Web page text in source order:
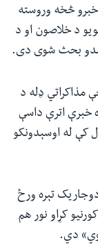
خبرو څخه وروسته
د خلاصون او د
کېدو بحث شوی دی.
مذاکراتي ډله د
خبرې اترې داسې
کې له اوسېدونکو
تېره ورځ
کړاو نور هم
دي.